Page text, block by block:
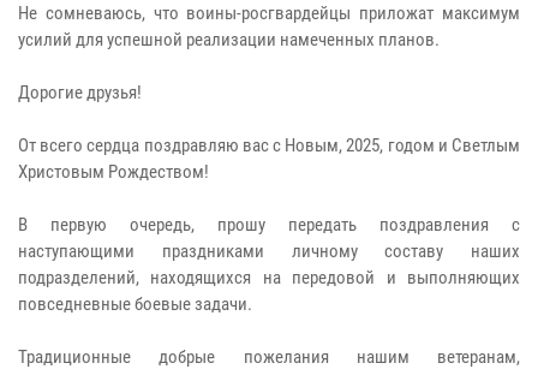
Не сомневаюсь, что воины-росгвардейцы приложат максимум
усилий для успешной реализации намеченных планов.
Дорогие друзья!
От всего сердца поздравляю вас с Новым, 2025, годом и Светлым
Христовым Рождеством!
В первую очередь, прошу передать поздравления с
наступающими праздниками личному составу наших
подразделений, находящихся на передовой и выполняющих
повседневные боевые задачи.
Традиционные добрые пожелания нашим ветеранам,